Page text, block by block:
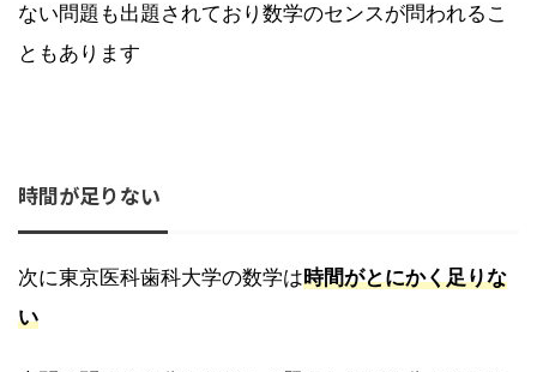
ない問題も出題されており数学のセンスが問われるこ
ともあります
時間が足りない
次に東京医科歯科大学の数学は時間がとにかく足りな
い